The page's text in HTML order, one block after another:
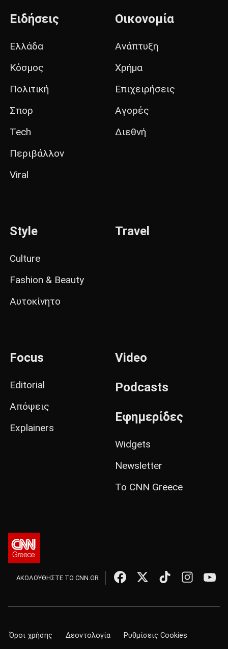
Ειδήσεις
Ελλάδα
Κόσμος
Πολιτική
Σπορ
Tech
Περιβάλλον
Viral
Οικονομία
Ανάπτυξη
Χρήμα
Επιχειρήσεις
Αγορές
Διεθνή
Style
Culture
Fashion & Beauty
Αυτοκίνητο
Travel
Focus
Editorial
Απόψεις
Explainers
Video
Podcasts
Εφημερίδες
Widgets
Newsletter
Το CNN Greece
ΑΚΟΛΟΥΘΗΣΤΕ ΤΟ CNN.GR
Όροι χρήσης Δεοντολογία Ρυθμίσεις Cookies